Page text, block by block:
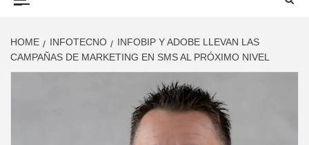
HOME INFOTECNO
INFOBIP Y ADOBE LLEVAN LAS
CAMPAÑAS DE MARKETING EN SMS AL PRÓXIMO NIVEL